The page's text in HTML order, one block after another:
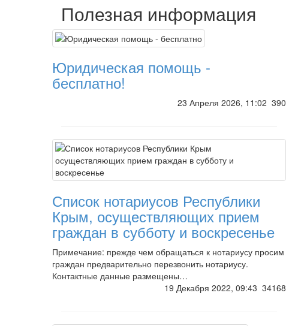
Полезная информация
Юридическая помощь -
бесплатно!
23 Апреля 2026, 11:02 390
Список нотариусов Республики
Крым, осуществляющих прием
граждан в субботу и воскресенье
Примечание: прежде чем обращаться к нотариусу просим
граждан предварительно перезвонить нотариусу.
Контактные данные размещены…
19 Декабря 2022, 09:43 34168